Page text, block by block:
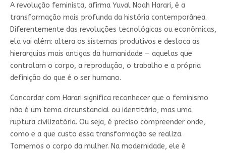
A revolução feminista, afirma Yuval Noah Harari, é a
transformação mais profunda da história contemporânea.
Diferentemente das revoluções tecnológicas ou econômicas,
ela vai além: altera os sistemas produtivos e desloca as
hierarquias mais antigas da humanidade — aquelas que
controlam o corpo, a reprodução, o trabalho e a própria
definição do que é o ser humano.
Concordar com Harari significa reconhecer que o feminismo
não é um tema circunstancial ou identitário, mas uma
ruptura civilizatória. Ou seja, é preciso compreender onde,
como e a que custo essa transformação se realiza.
Tomemos o corpo da mulher. Na modernidade, ele é